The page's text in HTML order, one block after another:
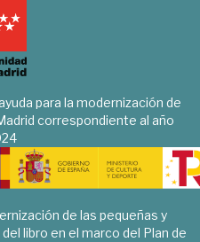
para la modernización de
correspondiente al año
de las pequeñas y
libro en el marco del Plan de